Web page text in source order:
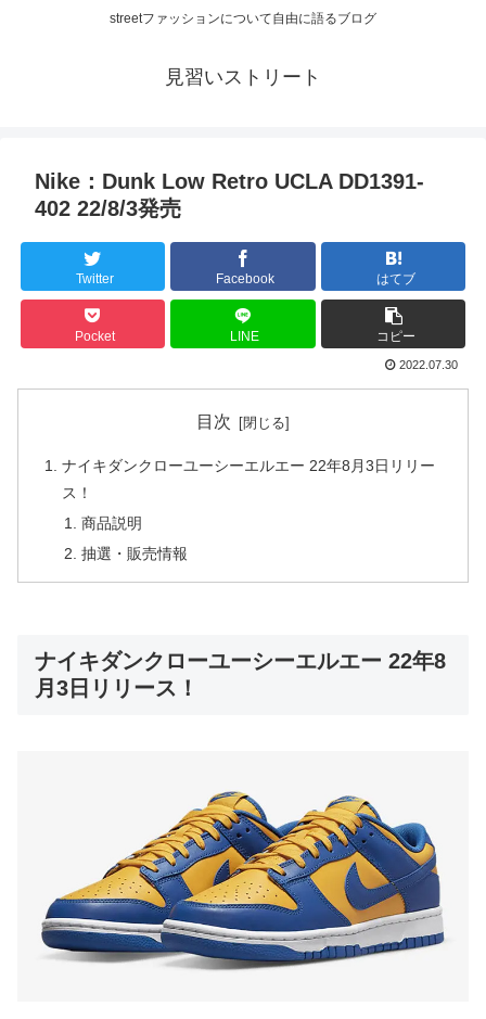
streetファッションについて自由に語るブログ
見習いストリート
Nike：Dunk Low Retro UCLA DD1391-
402 22/8/3発売
Twitter Facebook はてブ
Pocket LINE コピー
2022.07.30
目次
ナイキダンクローユーシーエルエー 22年8月3日リリー
ス！
商品説明
抽選・販売情報
ナイキダンクローユーシーエルエー 22年8
月3日リリース！